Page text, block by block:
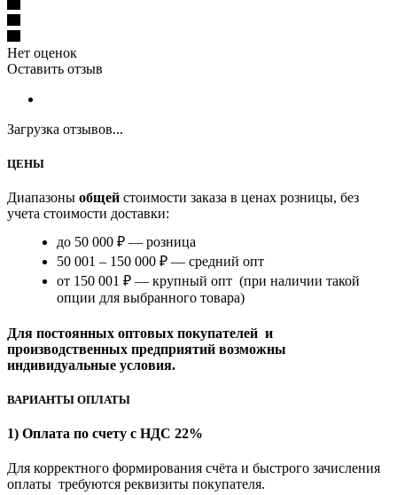
Нет оценок
Оставить отзыв
Загрузка отзывов...
ЦЕНЫ
Диапазоны общей стоимости заказа в ценах розницы, без
учета стоимости доставки:
до 50 000 ₽ — розница
50 001 – 150 000 ₽ — средний опт
от 150 001 ₽ — крупный опт (при наличии такой
опции для выбранного товара)
Для постоянных оптовых покупателей и
производственных предприятий возможны
индивидуальные условия.
ВАРИАНТЫ ОПЛАТЫ
1) Оплата по счету с НДС 22%
Для корректного формирования счёта и быстрого зачисления
оплаты требуются реквизиты покупателя.